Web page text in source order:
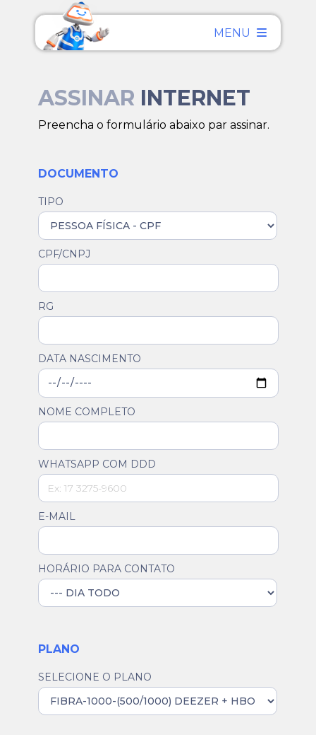
MENU
ASSINAR INTERNET
Preencha o formulário abaixo par assinar.
DOCUMENTO
TIPO
CPF/CNPJ
RG
DATA NASCIMENTO
NOME COMPLETO
WHATSAPP COM DDD
E-MAIL
HORÁRIO PARA CONTATO
PLANO
SELECIONE O PLANO